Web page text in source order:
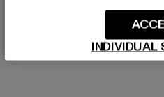
LIEFERUNG &INDIVIDUAL